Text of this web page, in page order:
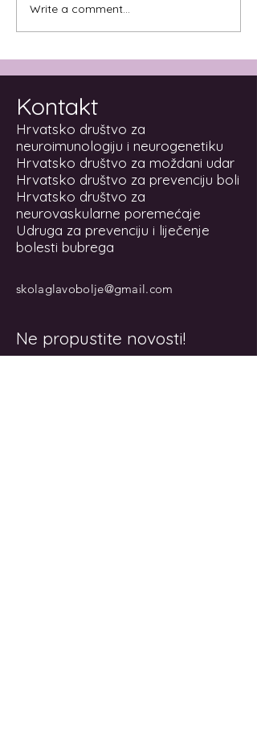
Vodeća stručnjakinja za
migrenu: ‘80 posto
Write a comment...
Kontakt
Hrvatsko društvo za
neuroimunologiju i neurogenetiku
Hrvatsko društvo za moždani udar
Hrvatsko društvo za prevenciju boli
Hrvatsko društvo za
neurovaskularne poremećaje
Udruga za prevenciju i liječenje
bolesti bubrega
skolaglavobolje@gmail.com
Ne propustite novosti!